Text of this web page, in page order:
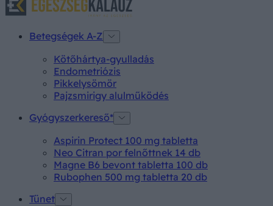
Betegségek A-Z
Kötőhártya-gyulladás
Endometriózis
Pikkelysömör
Pajzsmirigy alulműködés
Gyógyszerkereső*
Aspirin Protect 100 mg tabletta
Neo Citran por felnőttnek 14 db
Magne B6 bevont tabletta 100 db
Rubophen 500 mg tabletta 20 db
Tünet